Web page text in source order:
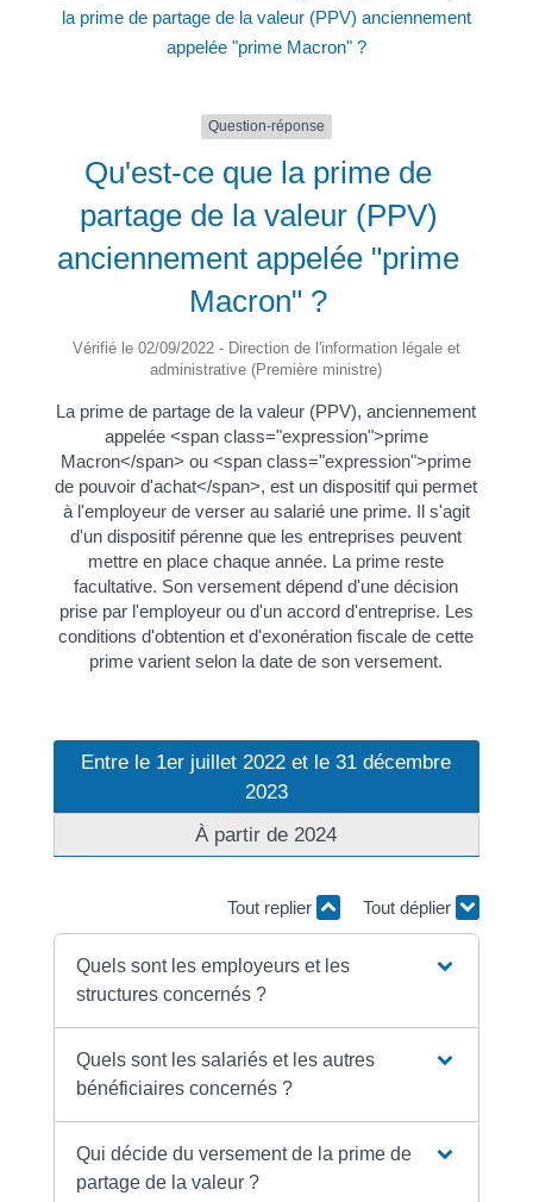
la prime de partage de la valeur (PPV) anciennement
appelée "prime Macron" ?
Question-réponse
Qu'est-ce que la prime de
partage de la valeur (PPV)
anciennement appelée "prime
Macron" ?
Vérifié le 02/09/2022 - Direction de l'information légale et
administrative (Première ministre)
La prime de partage de la valeur (PPV), anciennement
appelée <span class="expression">prime
Macron</span> ou <span class="expression">prime
de pouvoir d'achat</span>, est un dispositif qui permet
à l'employeur de verser au salarié une prime. Il s'agit
d'un dispositif pérenne que les entreprises peuvent
mettre en place chaque année. La prime reste
facultative. Son versement dépend d'une décision
prise par l'employeur ou d'un accord d'entreprise. Les
conditions d'obtention et d'exonération fiscale de cette
prime varient selon la date de son versement.
Entre le 1er juillet 2022 et le 31 décembre
2023
À partir de 2024
Tout replier Tout déplier
Quels sont les employeurs et les
structures concernés ?
Quels sont les salariés et les autres
bénéficiaires concernés ?
Qui décide du versement de la prime de
partage de la valeur ?